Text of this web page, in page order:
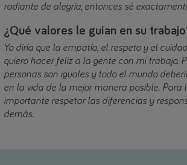
radiante de alegría, entonces sé
¿Qué valores le guían en su
Yo diría que la empatía, el respeto y el
quiero hacer feliz a la gente con mi trabajo.
personas son iguales y todo el mundo
en la vida de la mejor manera posible. Para
importante respetar las diferencias y
demás.